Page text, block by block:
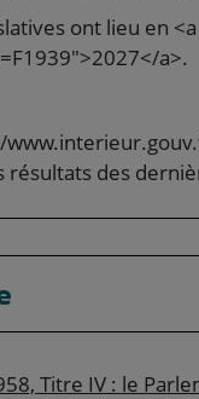
ont lieu en
a>.
des
Titre IV : le